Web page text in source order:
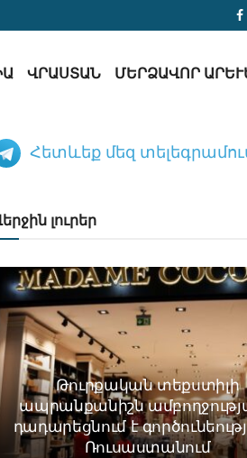
ՎՐԱՍՏԱՆ ՄԵՐՁԱՎՈՐ
Հետևեք մեզ
լուրեր
Թուրքական տեքստիլի
ապրանքանիշն
դադարեցնում է
Ռուսաստանում